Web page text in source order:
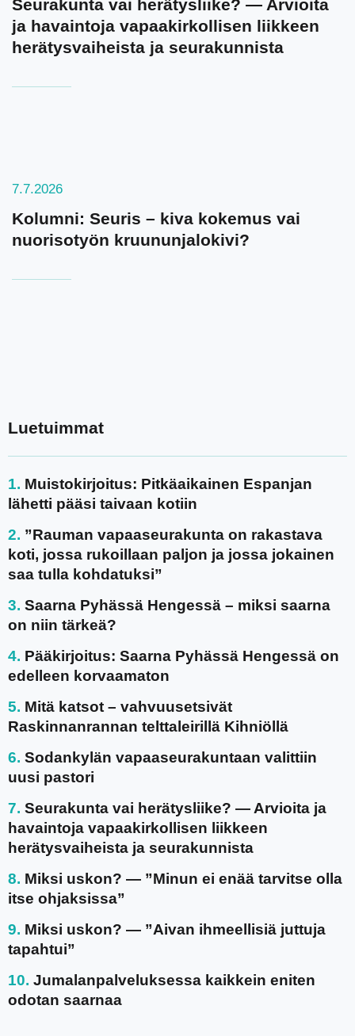
Seurakunta vai herätysliike? — Arvioita
ja havaintoja vapaakirkollisen liikkeen
herätysvaiheista ja seurakunnista
7.7.2026
Kolumni: Seuris – kiva kokemus vai
nuorisotyön kruununjalokivi?
Luetuimmat
Muistokirjoitus: Pitkäaikainen Espanjan
lähetti pääsi taivaan kotiin
”Rauman vapaaseurakunta on rakastava
koti, jossa rukoillaan paljon ja jossa jokainen
saa tulla kohdatuksi”
Saarna Pyhässä Hengessä – miksi saarna
on niin tärkeä?
Pääkirjoitus: Saarna Pyhässä Hengessä on
edelleen korvaamaton
Mitä katsot – vahvuusetsivät
Raskinnanrannan telttaleirillä Kihniöllä
Sodankylän vapaaseurakuntaan valittiin
uusi pastori
Seurakunta vai herätysliike? — Arvioita ja
havaintoja vapaakirkollisen liikkeen
herätysvaiheista ja seurakunnista
Miksi uskon? — ”Minun ei enää tarvitse olla
itse ohjaksissa”
Miksi uskon? — ”Aivan ihmeellisiä juttuja
tapahtui”
Jumalanpalveluksessa kaikkein eniten
odotan saarnaa